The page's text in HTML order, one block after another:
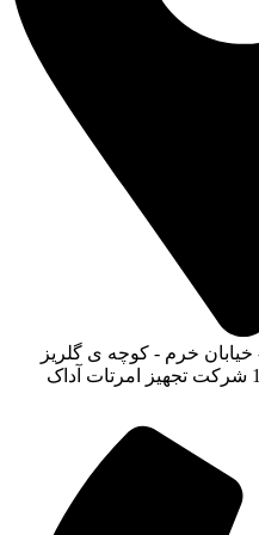
خیابان خرم - کوچه ی گلریز